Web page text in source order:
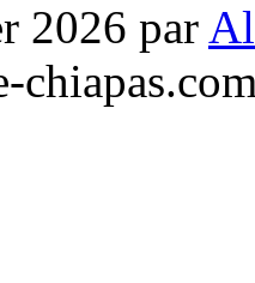
2026 par